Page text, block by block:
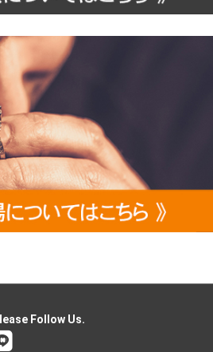
Follow Us.